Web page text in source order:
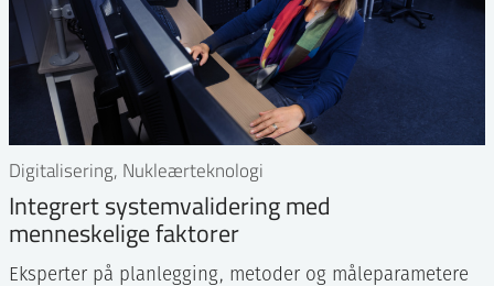
Digitalisering, Nukleærteknologi
Integrert systemvalidering med
menneskelige faktorer
Eksperter på planlegging, metoder og måleparametere